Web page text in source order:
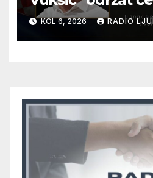
12. kolovoza u
KOL 6, 2026 RADIO